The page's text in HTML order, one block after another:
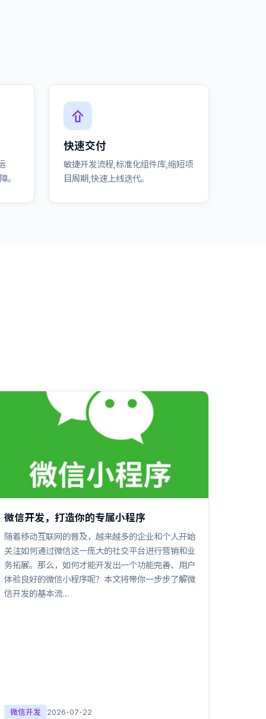
。
快速交付
敏捷开发流程,标准化组件库,缩短项
目周期,快速上线迭代。
微信开发，打造你的专属小程序
随着移动互联网的普及，越来越多的企业和个人开始
关注如何通过微信这一庞大的社交平台进行营销和业
务拓展。那么，如何才能开发出一个功能完善、用户
体验良好的微信小程序呢？本文将带你一步步了解微
信开发的基本流…
微信开发 2026-07-22